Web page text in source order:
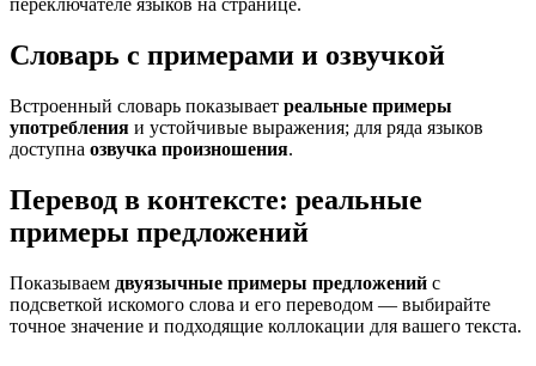
переключателе языков на странице.
Словарь с примерами и озвучкой
Встроенный словарь показывает реальные примеры
употребления и устойчивые выражения; для ряда языков
доступна озвучка произношения.
Перевод в контексте: реальные
примеры предложений
Показываем двуязычные примеры предложений с
подсветкой искомого слова и его переводом — выбирайте
точное значение и подходящие коллокации для вашего текста.